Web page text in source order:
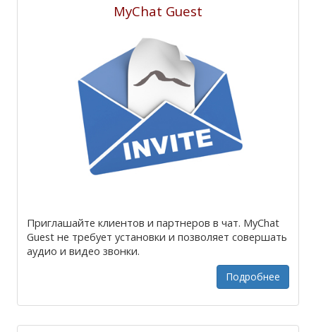
MyChat Guest
Приглашайте клиентов и партнеров в чат. MyChat
Guest не требует установки и позволяет совершать
аудио и видео звонки.
Подробнее